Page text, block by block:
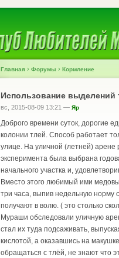
Главная › Форумы › Кормление
Использование выделений
вс, 2015-08-09 13:21 — Яр
Доброго времени суток, дорогие
колонии тлей. Способ работает
улице. На уличной (летней) арене
эксперимента была выбрана
начального участка и,
Вместо этого любимый ими
три часа, выпив недельную норму
получают в волю. ( это столько
Мураши обследовали уличную
стал их туда подсаживать,
кислотой, а оказавшись на
обращаться с тлёй, не знают что